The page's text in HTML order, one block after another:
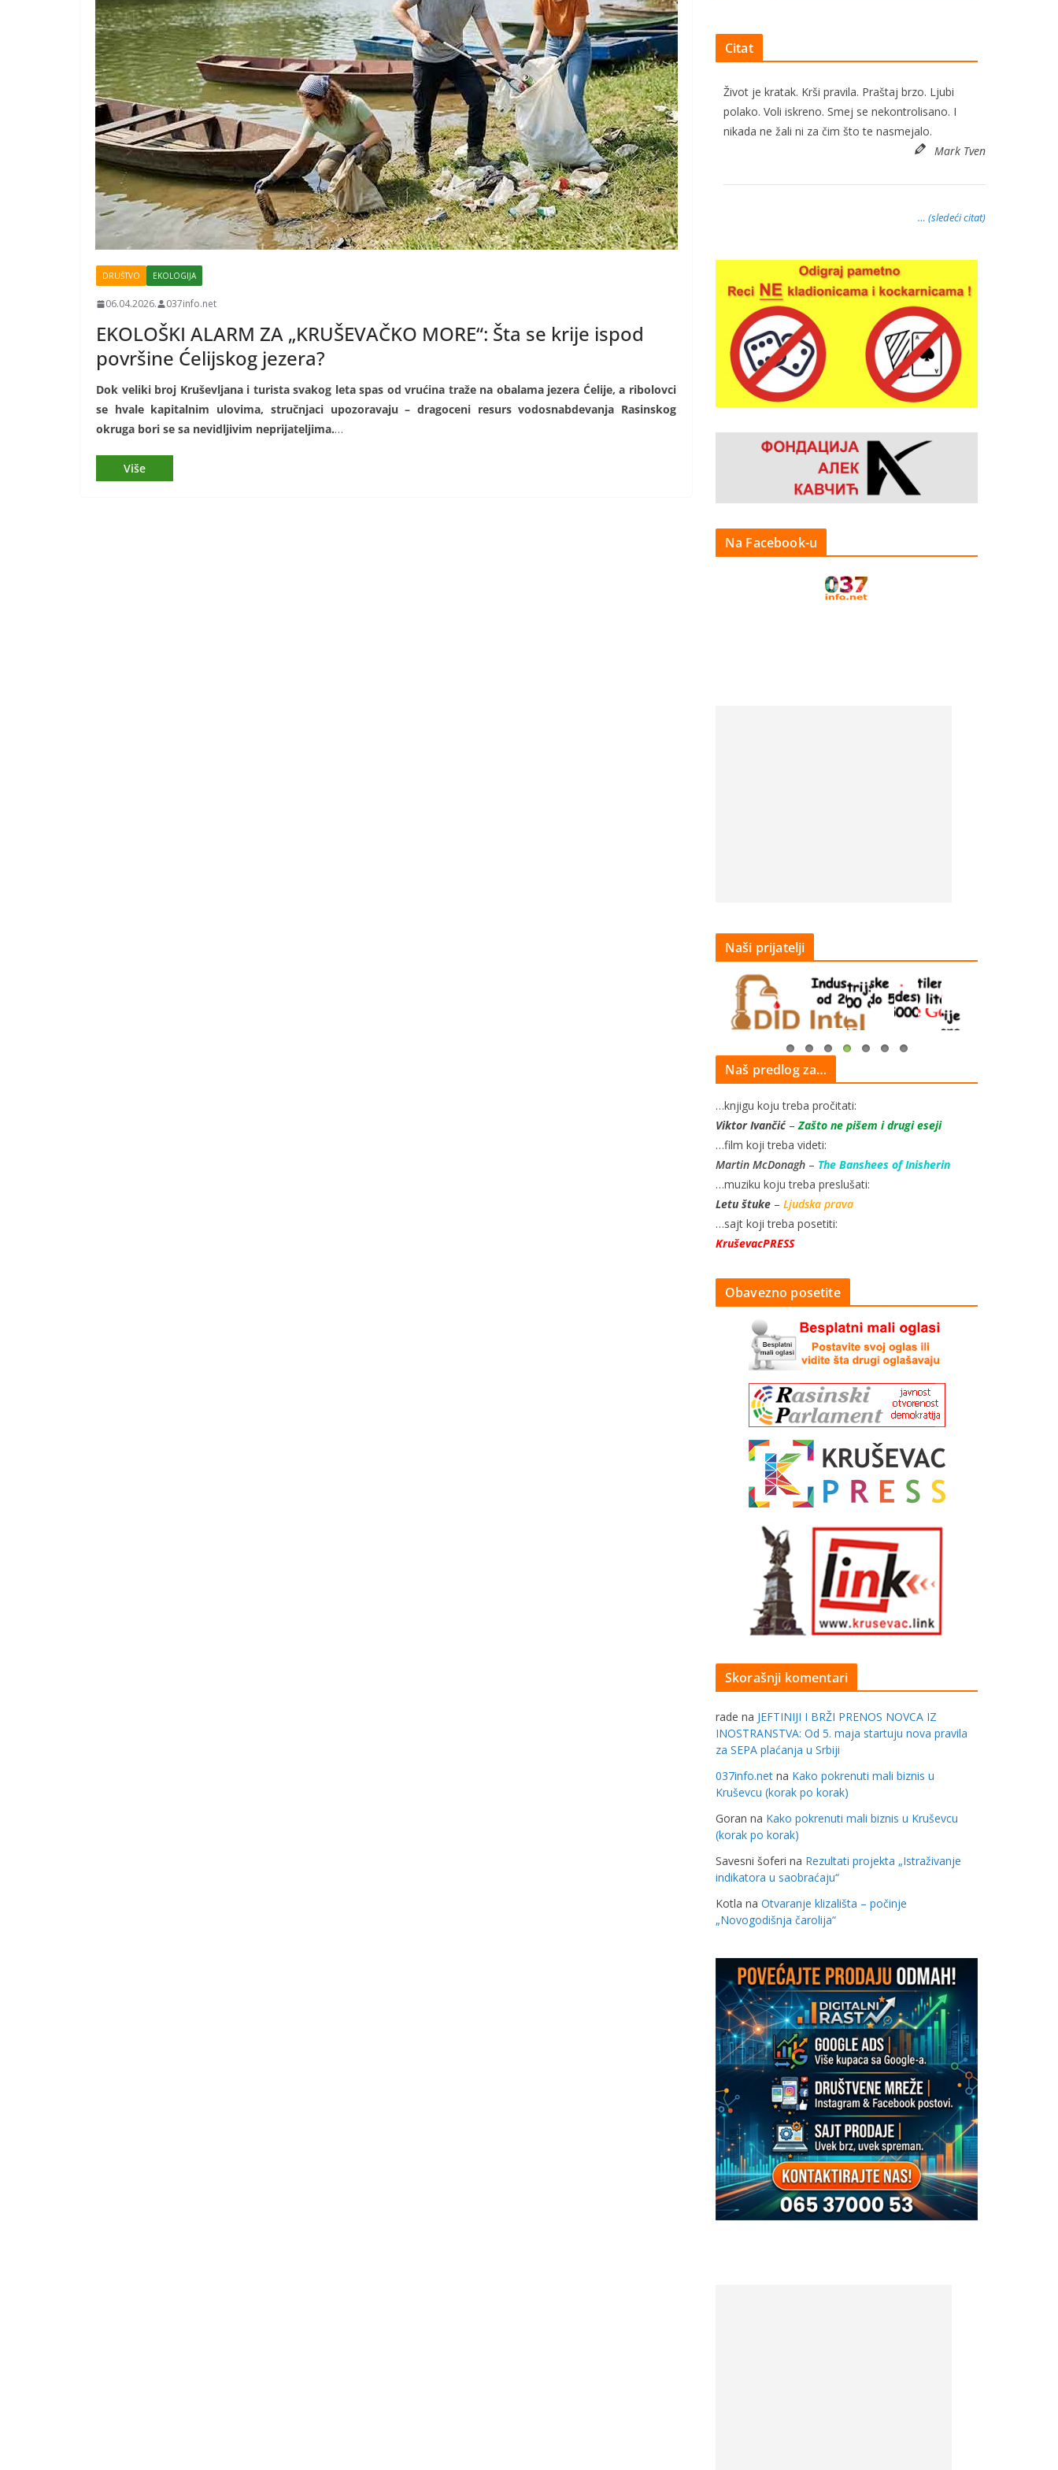
DRUŠTVO EKOLOGIJA
06.04.2026. 037info.net
EKOLOŠKI ALARM ZA „KRUŠEVAČKO MORE“: Šta se krije ispod
površine Ćelijskog jezera?
Dok veliki broj Kruševljana i turista svakog leta spas od vrućina traže na obalama jezera Ćelije, a ribolovci
se hvale kapitalnim ulovima, stručnjaci upozoravaju – dragoceni resurs vodosnabdevanja Rasinskog
okruga bori se sa nevidljivim neprijateljima.…
Citat
Život je kratak. Krši pravila. Praštaj brzo. Ljubi
polako. Voli iskreno. Smej se nekontrolisano. I
nikada ne žali ni za čim što te nasmejalo.
Mark Tven
… (sledeći citat)
Na Facebook-u
Naši prijatelji
Naš predlog za…
…knjigu koju treba pročitati:
Viktor Ivančić– Zašto ne pišem i drugi eseji
…film koji treba videti:
Martin McDonagh – The Banshees of Inisherin
…muziku koju treba preslušati:
Letu štuke – Ljudska prava
…sajt koji treba posetiti:
KruševacPRESS
Obavezno posetite
Skorašnji komentari
rade na JEFTINIJI I BRŽI PRENOS NOVCA IZ
INOSTRANSTVA: Od 5. maja startuju nova pravila
za SEPA plaćanja u Srbiji
037info.net na Kako pokrenuti mali biznis u
Kruševcu (korak po korak)
Goran na Kako pokrenuti mali biznis u Kruševcu
(korak po korak)
Savesni šoferi na Rezultati projekta „Istraživanje
indikatora u saobraćaju“
Kotla na Otvaranje klizališta – počinje
„Novogodišnja čarolija“